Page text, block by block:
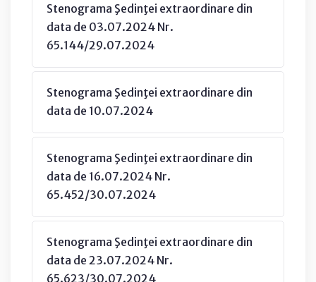
Stenograma Şedinţei extraordinare din
data de 03.07.2024 Nr.
65.144/29.07.2024
Stenograma Şedinţei extraordinare din
data de 10.07.2024
Stenograma Şedinţei extraordinare din
data de 16.07.2024 Nr.
65.452/30.07.2024
Stenograma Şedinţei extraordinare din
data de 23.07.2024 Nr.
65.623/30.07.2024